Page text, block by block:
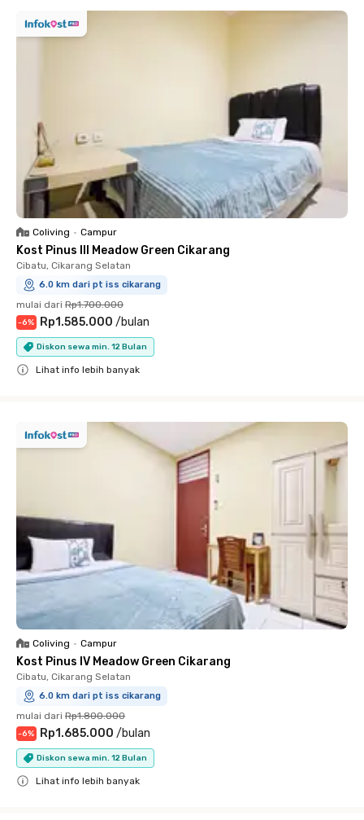
Coliving • Campur
Kost Pinus III Meadow Green Cikarang
Cibatu, Cikarang Selatan
6.0 km dari pt iss cikarang
mulai dari Rp1.700.000
-6% Rp1.585.000 /bulan
Diskon sewa min. 12 Bulan
Lihat info lebih banyak
Coliving • Campur
Kost Pinus IV Meadow Green Cikarang
Cibatu, Cikarang Selatan
6.0 km dari pt iss cikarang
mulai dari Rp1.800.000
-6% Rp1.685.000 /bulan
Diskon sewa min. 12 Bulan
Lihat info lebih banyak